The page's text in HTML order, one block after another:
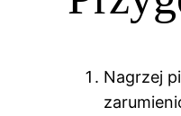
Nagrzej